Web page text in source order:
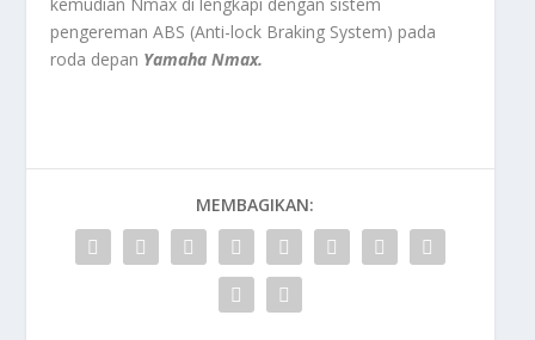
pengereman ABS (Anti-lock Braking System) pada
roda depan Yamaha Nmax.
MEMBAGIKAN: